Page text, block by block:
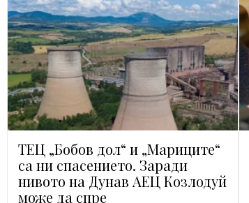
ТЕЦ „Бобов дол“ и „Мариците“
са ни спасението. Заради
нивото на Дунав АЕЦ Козлодуй
може да спре